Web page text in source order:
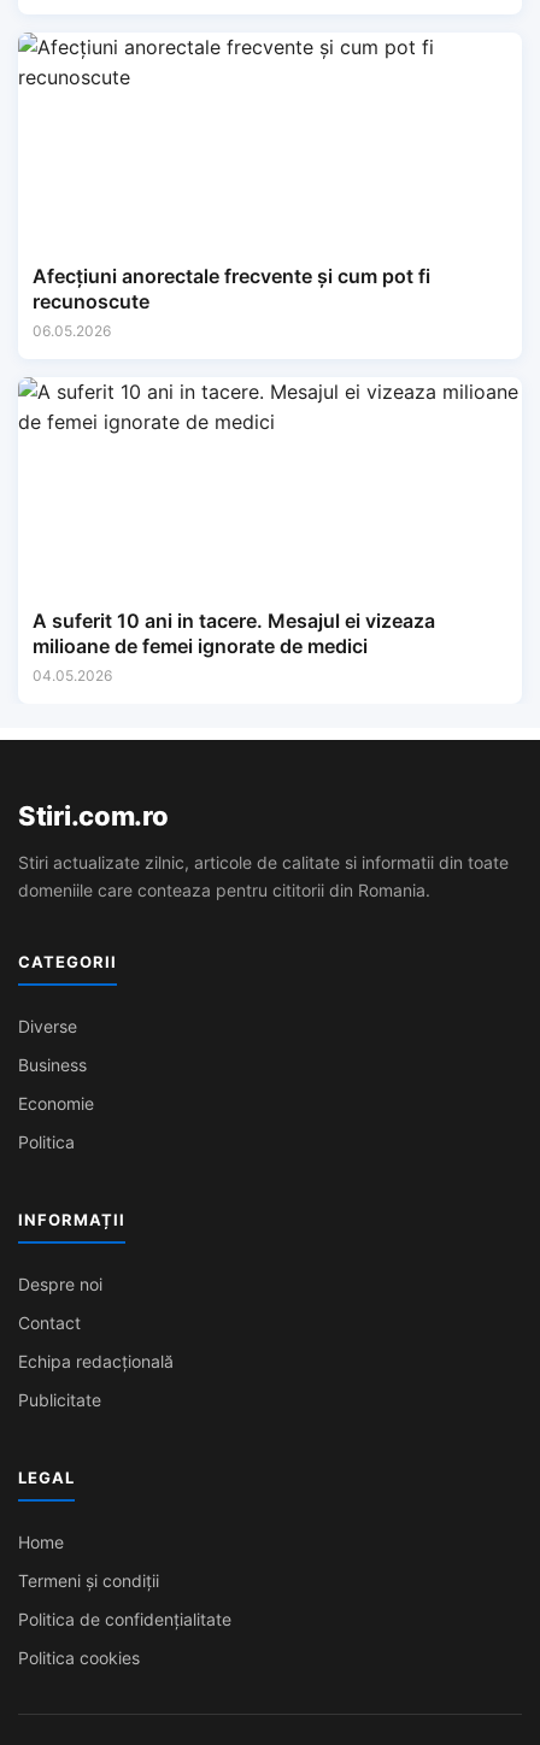
Afecțiuni anorectale frecvente și cum pot fi
recunoscute
06.05.2026
A suferit 10 ani in tacere. Mesajul ei vizeaza
milioane de femei ignorate de medici
04.05.2026
Stiri.com.ro
Stiri actualizate zilnic, articole de calitate si informatii din toate
domeniile care conteaza pentru cititorii din Romania.
CATEGORII
Diverse
Business
Economie
Politica
INFORMAȚII
Despre noi
Contact
Echipa redacțională
Publicitate
LEGAL
Home
Termeni și condiții
Politica de confidențialitate
Politica cookies